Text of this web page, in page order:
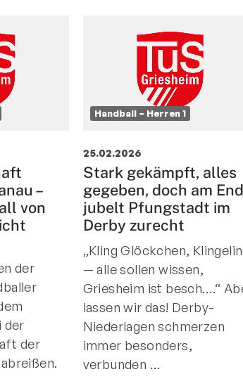
–
von
der
der
der
Handball – Herren 1
25.02.2026
Stark gekämpft, alles
gegeben, doch am
jubelt Pfungstadt im
Derby zurecht
„Kling Glöckchen,
— alle sollen wissen,
Griesheim ist besch….“
lassen wir das! Derby-
Niederlagen schmerzen
immer besonders,
verbunden …